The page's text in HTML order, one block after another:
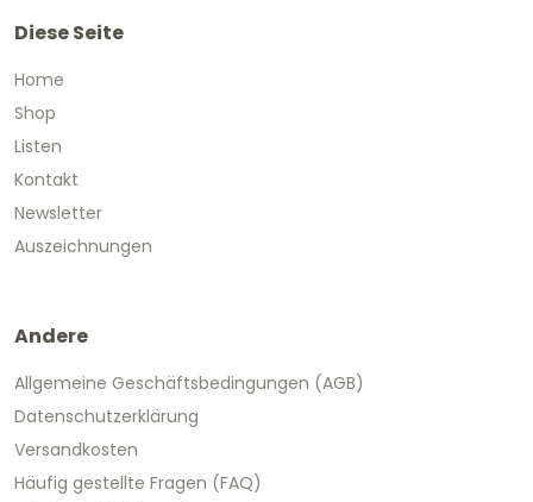
Diese Seite
Home
Shop
Listen
Kontakt
Newsletter
Auszeichnungen
Andere
Allgemeine Geschäftsbedingungen (AGB)
Datenschutzerklärung
Versandkosten
Häufig gestellte Fragen (FAQ)